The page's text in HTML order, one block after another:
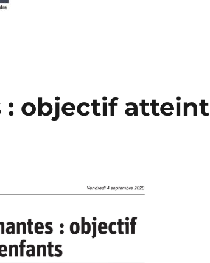
: objectif atteint